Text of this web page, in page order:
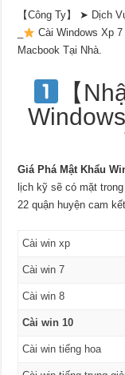
【Công Ty】 ➤ Dịch
Cài Windows Xp
Macbook Tại Nhà.
【
Giá Phá Mật Khẩu
lịch kỹ sẽ có mặt
22 quận huyện cam
Cài win xp
Cài win 7
Cài win 8
Cài win 10
Cài win tiếng hoa